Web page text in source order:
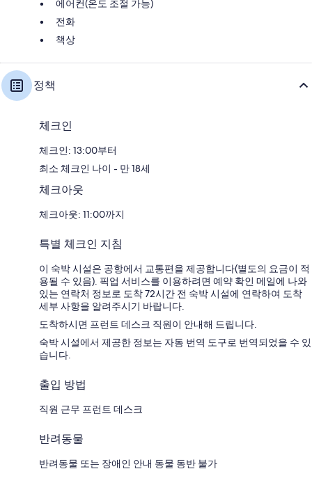
에어컨(온도 조절 가능)
전화
책상
정책
체크인
체크인: 13:00부터
최소 체크인 나이 - 만 18세
체크아웃
체크아웃: 11:00까지
특별 체크인 지침
이 숙박 시설은 공항에서 교통편을 제공합니다(별도의 요금이 적
용될 수 있음). 픽업 서비스를 이용하려면 예약 확인 메일에 나와
있는 연락처 정보로 도착 72시간 전 숙박 시설에 연락하여 도착
세부 사항을 알려주시기 바랍니다.
도착하시면 프런트 데스크 직원이 안내해 드립니다.
숙박 시설에서 제공한 정보는 자동 번역 도구로 번역되었을 수 있
습니다.
출입 방법
직원 근무 프런트 데스크
반려동물
반려동물 또는 장애인 안내 동물 동반 불가